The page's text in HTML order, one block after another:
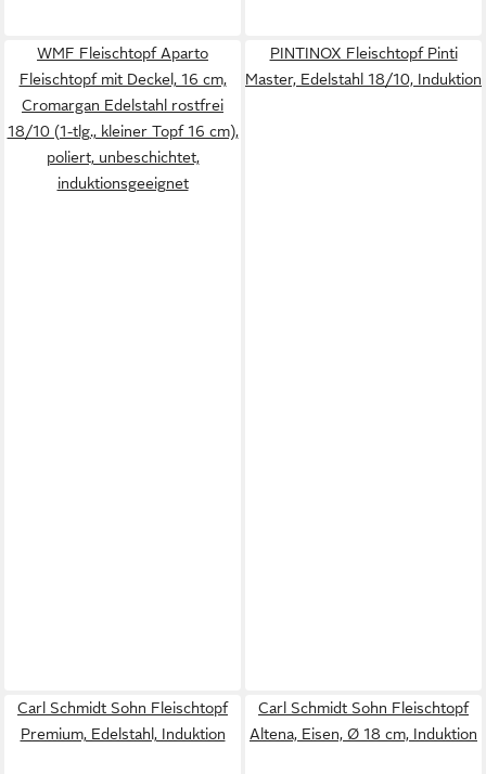
WMF Fleischtopf Aparto
Fleischtopf mit Deckel, 16 cm,
Cromargan Edelstahl rostfrei
18/10 (1-tlg., kleiner Topf 16 cm),
poliert, unbeschichtet,
induktionsgeeignet
PINTINOX Fleischtopf Pinti
Master, Edelstahl 18/10, Induktion
Carl Schmidt Sohn Fleischtopf
Premium, Edelstahl, Induktion
Carl Schmidt Sohn Fleischtopf
Altena, Eisen, Ø 18 cm, Induktion